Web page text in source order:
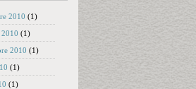
2010 (1)
(1)
2010 (1)
(1)
(1)